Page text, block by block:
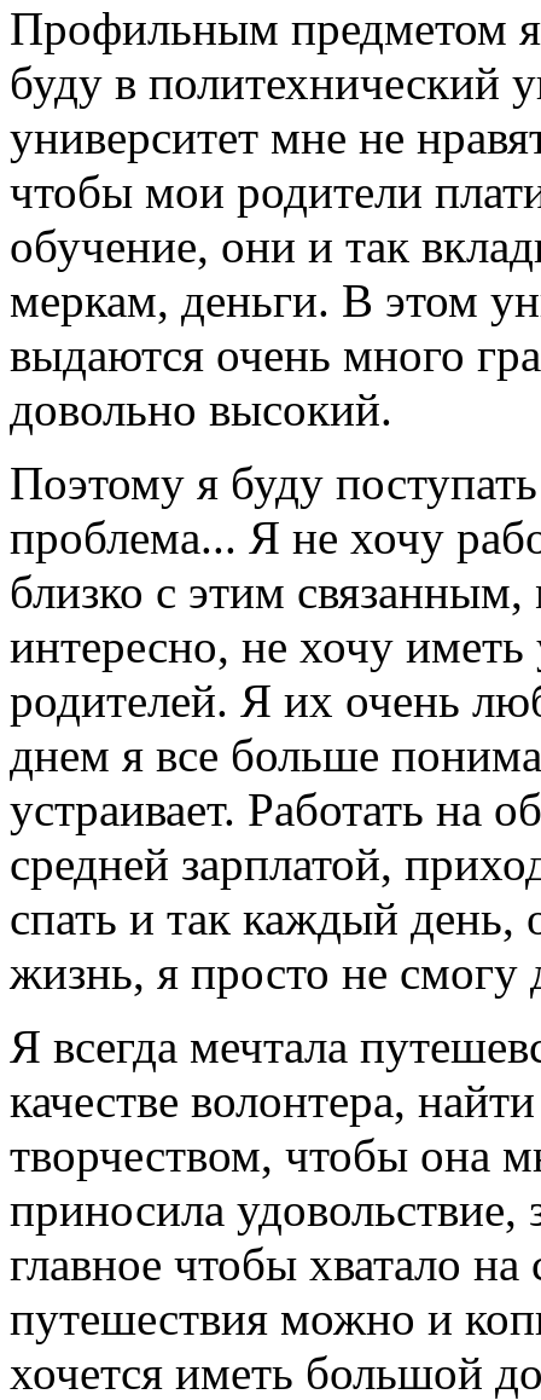
Профильным предметом я
буду в политехнический
университет мне не
чтобы мои родители
обучение, они и так
меркам, деньги. В этом
выдаются очень много
довольно высокий.
Поэтому я буду
проблема... Я не хочу
близко с этим
интересно, не хочу
родителей. Я их очень
днем я все больше
устраивает. Работать на
средней зарплатой,
спать и так каждый день,
жизнь, я просто не смогу
Я всегда мечтала
качестве волонтера,
творчеством, чтобы она
приносила удовольствие,
главное чтобы хватало
путешествия можно и
хочется иметь большой